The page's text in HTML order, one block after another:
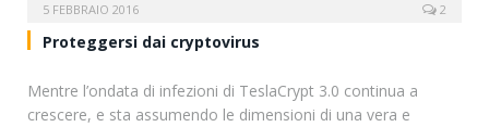
5 FEBBRAIO 2016 2
Proteggersi dai cryptovirus
Mentre l’ondata di infezioni di TeslaCrypt 3.0 continua a
crescere, e sta assumendo le dimensioni di una vera e